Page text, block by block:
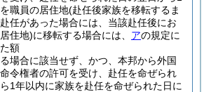
職員の居住地(赴任後家族を移転するま
任があった場合には、当該赴任後にお
住地)に移転する場合には、 アの規定に
額
場合に該当せず、かつ、本邦から外国
令権者の許可を受け、赴任を命ぜられ
1年以内に家族を赴任を命ぜられた日に